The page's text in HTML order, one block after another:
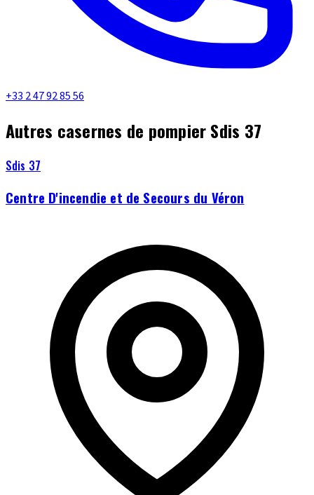
+33 2 47 92 85 56
Autres casernes de pompier Sdis 37
Sdis 37
Centre D'incendie et de Secours du Véron